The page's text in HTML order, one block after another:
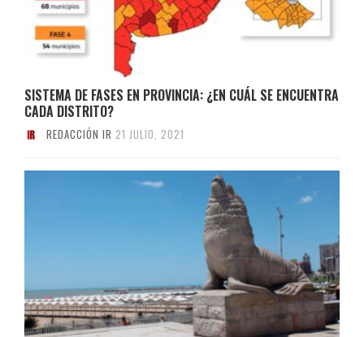
SISTEMA DE FASES EN PROVINCIA: ¿EN CUÁL SE ENCUENTRA
CADA DISTRITO?
REDACCIÓN IR 21 JULIO, 2021